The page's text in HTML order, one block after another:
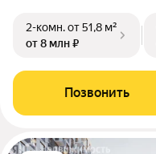
2-комн.от 51,8 м²
от 8 млн ₽
Позвонить